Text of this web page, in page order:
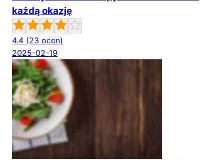
każdą okazję
4.4 (23 ocen)
2025-02-19